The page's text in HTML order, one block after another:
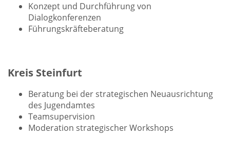
Konzept und Durchführung von
Dialogkonferenzen
Führungskräfteberatung
Kreis Steinfurt
Beratung bei der strategischen Neuausrichtung
des Jugendamtes
Teamsupervision
Moderation strategischer Workshops